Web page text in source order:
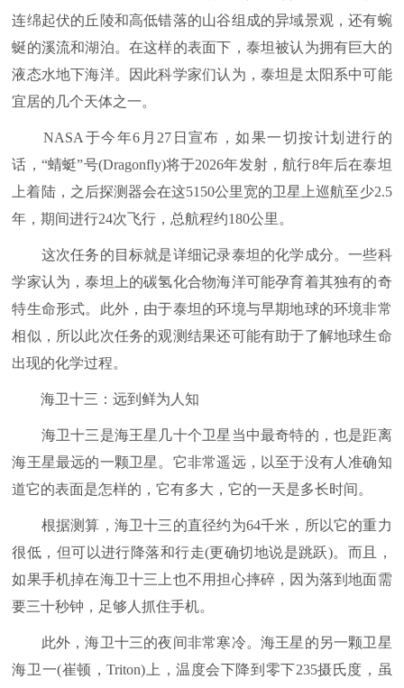
连绵起伏的丘陵和高低错落的山谷组成的异域景观，还有蜿
蜒的溪流和湖泊。在这样的表面下，泰坦被认为拥有巨大的
液态水地下海洋。因此科学家们认为，泰坦是太阳系中可能
宜居的几个天体之一。
NASA于今年6月27日宣布，如果一切按计划进行的
话，“蜻蜓”号(Dragonfly)将于2026年发射，航行8年后在泰坦
上着陆，之后探测器会在这5150公里宽的卫星上巡航至少2.5
年，期间进行24次飞行，总航程约180公里。
这次任务的目标就是详细记录泰坦的化学成分。一些科
学家认为，泰坦上的碳氢化合物海洋可能孕育着其独有的奇
特生命形式。此外，由于泰坦的环境与早期地球的环境非常
相似，所以此次任务的观测结果还可能有助于了解地球生命
出现的化学过程。
海卫十三：远到鲜为人知
海卫十三是海王星几十个卫星当中最奇特的，也是距离
海王星最远的一颗卫星。它非常遥远，以至于没有人准确知
道它的表面是怎样的，它有多大，它的一天是多长时间。
根据测算，海卫十三的直径约为64千米，所以它的重力
很低，但可以进行降落和行走(更确切地说是跳跃)。而且，
如果手机掉在海卫十三上也不用担心摔碎，因为落到地面需
要三十秒钟，足够人抓住手机。
此外，海卫十三的夜间非常寒冷。海王星的另一颗卫星
海卫一(崔顿，Triton)上，温度会下降到零下235摄氏度，虽